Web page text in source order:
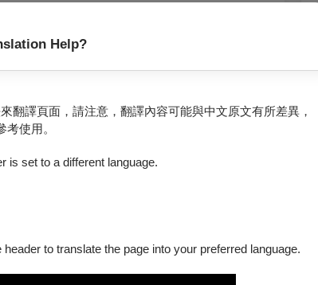
Help?
翻譯頁面，請注意，翻譯內容可能與中文原文有所差異，
考使用。
is set to a different language.
to translate the page into your preferred language.
公論報》
》
弦樂四重奏團，他們不僅在世界各大音樂廳演出
Skampa，史麥塔納弦樂四重奏的傳奇小提琴
曲家作品，也接受委託演出新作，在倫敦維格摩